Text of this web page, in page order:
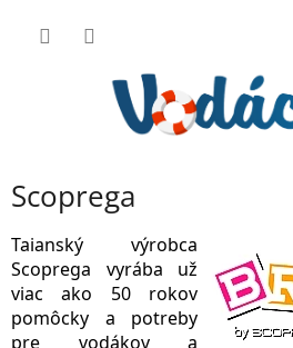
Scoprega
Taianský výrobca
Scoprega vyrába už
viac ako 50 rokov
pomôcky a potreby
pre vodákov a